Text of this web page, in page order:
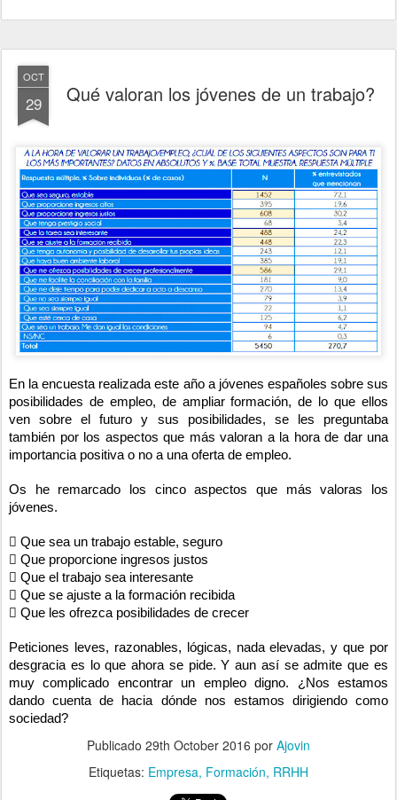
OCT
29 Qué valoran los jóvenes de un trabajo?
En la encuesta realizada este año a jóvenes españoles sobre sus
posibilidades de empleo, de ampliar formación, de lo que ellos
ven sobre el futuro y sus posibilidades, se les preguntaba
también por los aspectos que más valoran a la hora de dar una
importancia positiva o no a una oferta de empleo.
Os he remarcado los cinco aspectos que más valoras los
jóvenes.
 Que sea un trabajo estable, seguro
 Que proporcione ingresos justos
 Que el trabajo sea interesante
 Que se ajuste a la formación recibida
 Que les ofrezca posibilidades de crecer
Peticiones leves, razonables, lógicas, nada elevadas, y que por
desgracia es lo que ahora se pide. Y aun así se admite que es
muy complicado encontrar un empleo digno. ¿Nos estamos
dando cuenta de hacia dónde nos estamos dirigiendo como
sociedad?
Publicado 29th October 2016 por Ajovin
Etiquetas: Empresa Formación RRHH